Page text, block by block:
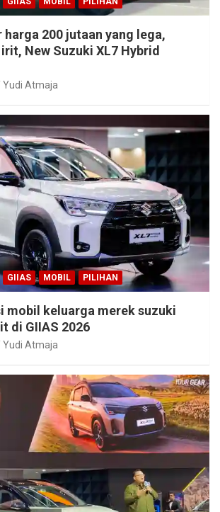
harga 200 jutaan yang lega,
New Suzuki XL7 Hybrid
Yudi Atmaja
GIIAS MOBIL PILIHAN
mobil keluarga merek suzuki
di GIIAS 2026
Yudi Atmaja